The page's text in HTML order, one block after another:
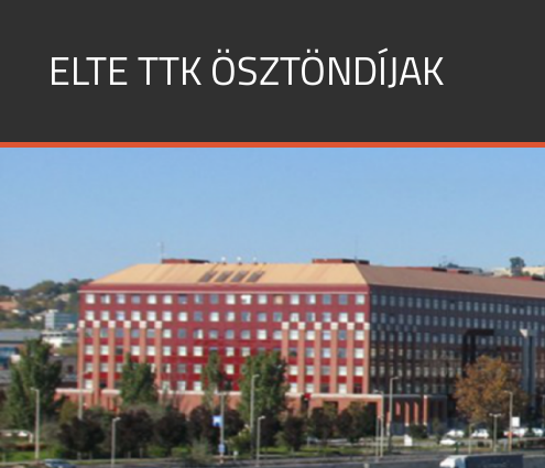
contentELTE TTK ÖSZTÖNDÍJAK